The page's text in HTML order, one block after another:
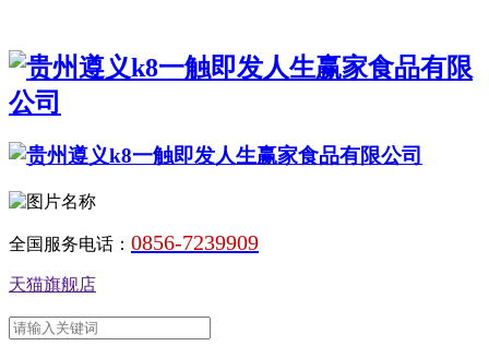
全国服务电话： 0856-7239909
天猫旗舰店